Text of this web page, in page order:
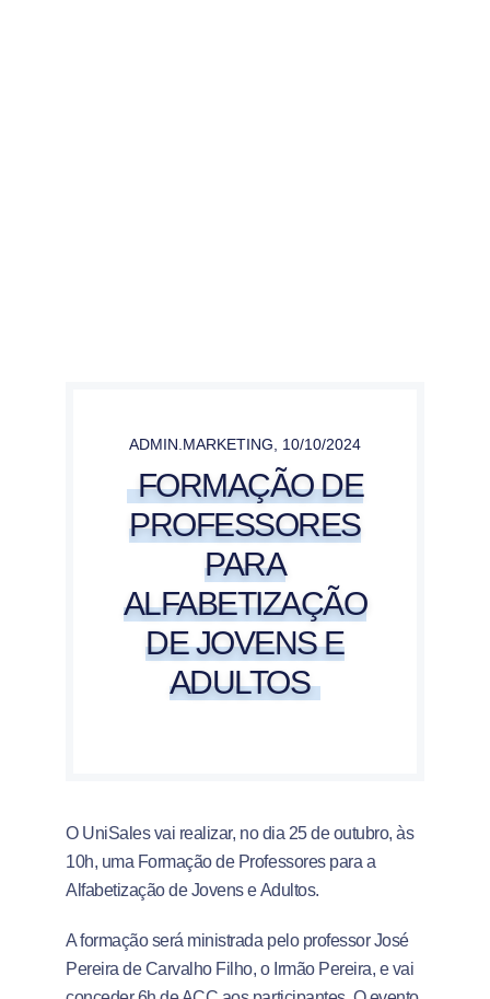
ADMIN.MARKETING 10/10/2024
FORMAÇÃO DE
PROFESSORES
PARA
ALFABETIZAÇÃO
DE JOVENS E
ADULTOS
O UniSales vai realizar, no dia 25 de outubro, às
10h, uma Formação de Professores para a
Alfabetização de Jovens e Adultos.
A formação será ministrada pelo professor José
Pereira de Carvalho Filho, o Irmão Pereira, e vai